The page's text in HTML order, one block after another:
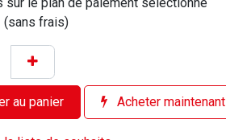
sur le plan de paiement sélectionné
(sans frais)
au panier Acheter maintenant